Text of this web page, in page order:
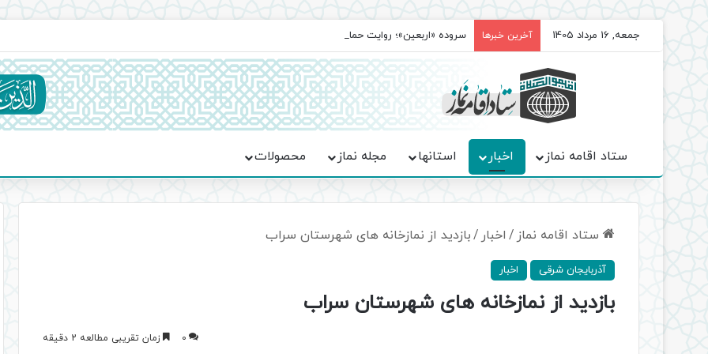
جمعه, 16 مرداد 1405 آخرین خبرها سروده‌ «اربعین»؛ روایت حماسه، استقامت و تمدن‌سازی امت اسلامی
ستاد اقامه نماز اخبار استانها مجله نماز محصولات
ستاد اقامه نماز / اخبار /بازدید از نمازخانه های شهرستان سراب
آذربایجان شرقی اخبار
بازدید از نمازخانه های شهرستان سراب
0 زمان تقریبی مطالعه 2 دقیقه